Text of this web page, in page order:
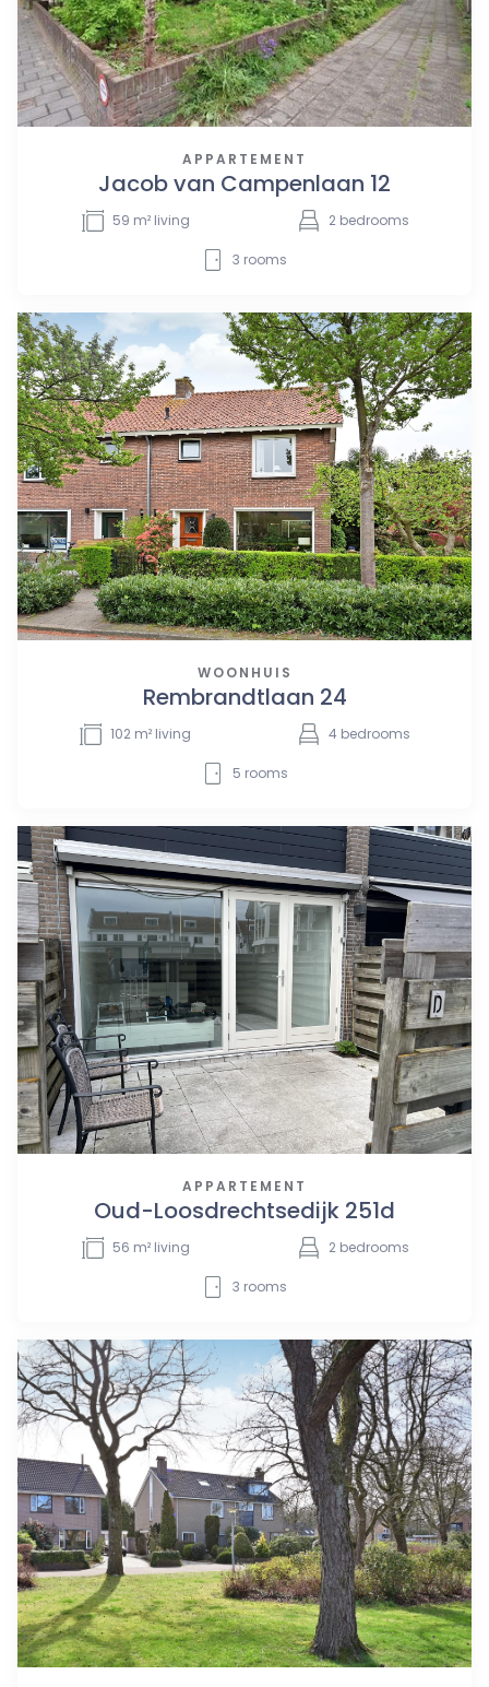
APPARTEMENT
Jacob van Campenlaan 12
59 m² living 2 bedrooms
3 rooms
WOONHUIS
Rembrandtlaan 24
102 m² living 4 bedrooms
5 rooms
APPARTEMENT
Oud-Loosdrechtsedijk 251d
56 m² living 2 bedrooms
3 rooms